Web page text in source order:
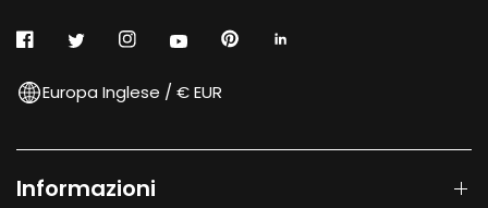
Europa Inglese / € EUR
Informazioni